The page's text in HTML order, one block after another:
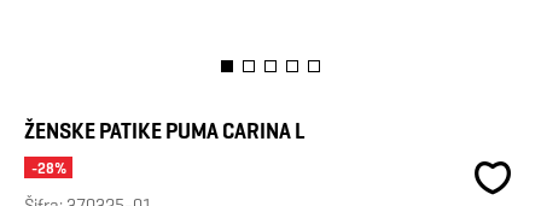
ŽENSKE PATIKE PUMA CARINA L
-28%